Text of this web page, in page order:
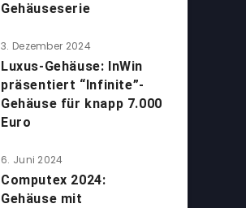
Gehäuseserie
3. Dezember 2024
Luxus-Gehäuse: InWin
präsentiert “Infinite”-
Gehäuse für knapp 7.000
Euro
6. Juni 2024
Computex 2024:
Gehäuse mit